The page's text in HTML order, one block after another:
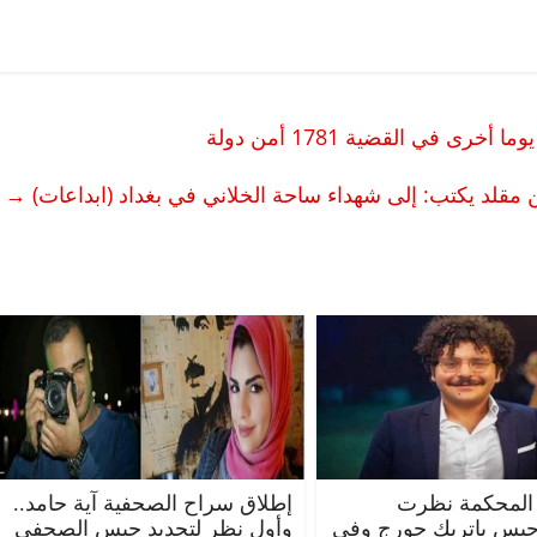
مقلد يكتب: إلى شهداء ساحة الخلاني في بغداد (ابداعات) →
نظرت
حبس باتريك جورج وفي
إطلاق سراح الصحفية آية حامد..
وأول نظر لتجديد حبس الصحفي
مقعد
الحبايب
22 فبراير،
مقعد شاغر على مائدة الإفطار.. يحيى
حسين عبدالهادي فارس مقاومة
الخصخصة الذي دافع عن المال العام
(بروفايل)
21 فبراير، 2026
فقيه